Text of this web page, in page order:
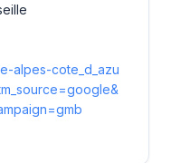
alpes-cote_d_azu